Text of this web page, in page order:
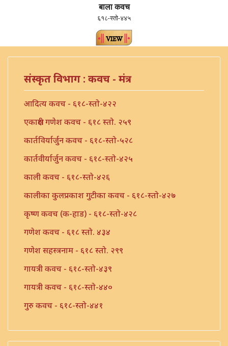
बाला कवच
६१८-स्तो-४४५
संस्कृत विभाग : कवच - मंत्र
आदित्य कवच - ६१८-स्तो-४२२
एकाक्षरी गणेश कवच - ६१८ स्तो. २५९
कार्तविर्यार्जुन कवच - ६१८-स्तो-५२८
कार्तवीर्यार्जुन कवच - ६१८-स्तो-४२५
काली कवच - ६१८-स्तो-४२६
कालीका कुलप्रकाश गुटीका कवच - ६१८-स्तो-४२७
कृष्ण कवच (क-हाड) - ६१८-स्तो-४२८
गणेश कवच - ६१८ स्तो. ४३४
गणेश सहस्त्रनाम - ६१८ स्तो. २९९
गायत्री कवच - ६१८-स्तो-४३९
गायत्री कवच - ६१८-स्तो-४४०
गुरु कवच - ६१८-स्तो-४४१
तुलसी कवच - ६१८-स्तो-४४३